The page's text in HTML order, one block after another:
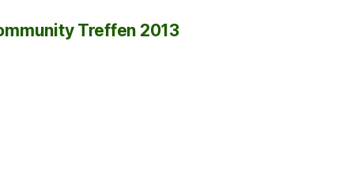
Treffen 2013